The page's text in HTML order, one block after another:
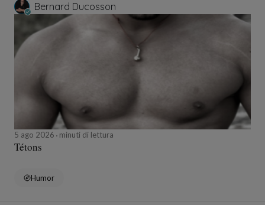
Bernard Ducosson
5 ago 2026 minuti di lettura
Tétons
Humor